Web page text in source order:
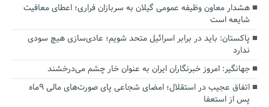
هشدار معاون وظیفه عمومی گیلان به سربازان فراری؛ اعطای معافیت
شایعه است
پاکستان: باید در برابر اسرائیل متحد شویم؛ عادی‌سازی هیچ سودی
ندارد
جهانگیر: امروز خبرنگاران ایران به عنوان خار چشم می‌درخشند
اتفاق عجیب در استقلال؛ امضای شجاعی پای صورت‌های مالی ٩ماه
پس از استعفا